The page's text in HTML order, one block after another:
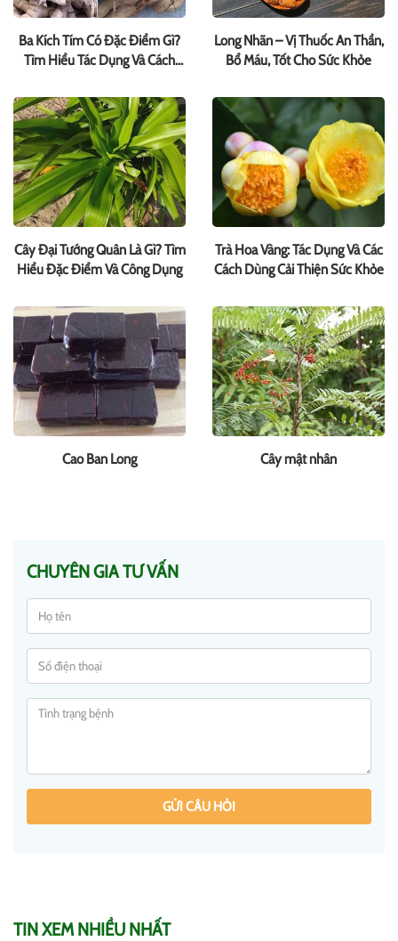
Ba Kích Tím Có Đặc Điểm Gì?
Tìm Hiểu Tác Dụng Và Cách
Long Nhãn – Vị Thuốc An Thần,
Bổ Máu, Tốt Cho Sức Khỏe
Cây Đại Tướng Quân Là Gì? Tìm
Hiểu Đặc Điểm Và Công Dụng
Trà Hoa Vàng: Tác Dụng Và Các
Cách Dùng Cải Thiện Sức Khỏe
Cao Ban Long Cây mật nhân
CHUYÊN GIA TƯ VẤN
GỬI CÂU HỎI
TIN XEM NHIỀU NHẤT